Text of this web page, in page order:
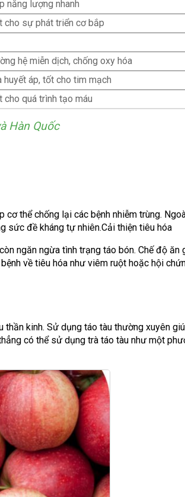
năng lượng nhanh
cho sự phát triển cơ bắp
hệ miễn dịch, chống oxy hóa
huyết áp, tốt cho tim mạch
cho quá trình tạo máu
Hàn Quốc
thể chống lại các bệnh nhiễm trùng.
sức đề kháng tự nhiên.Cải thiện tiêu hóa
ngăn ngừa tình trạng táo bón. Chế độ ăn
về tiêu hóa như viêm ruột hoặc hội
kinh. Sử dụng táo tàu thường xuyên
có thể sử dụng trà táo tàu như một